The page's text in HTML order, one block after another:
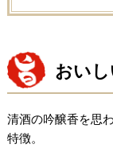
おい
清酒の吟醸香を思
特徴。